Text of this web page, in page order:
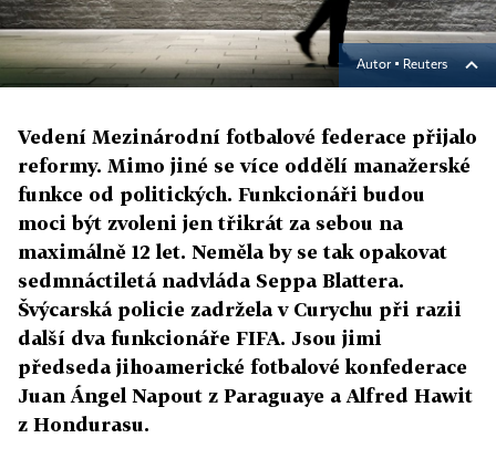
Autor ▪ Reuters
Vedení Mezinárodní fotbalové federace přijalo
reformy. Mimo jiné se více oddělí manažerské
funkce od politických. Funkcionáři budou
moci být zvoleni jen třikrát za sebou na
maximálně 12 let. Neměla by se tak opakovat
sedmnáctiletá nadvláda Seppa Blattera.
Švýcarská policie zadržela v Curychu při razii
další dva funkcionáře FIFA. Jsou jimi
předseda jihoamerické fotbalové konfederace
Juan Ángel Napout z Paraguaye a Alfred Hawit
z Hondurasu.